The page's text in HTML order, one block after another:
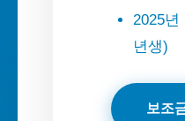
2025년
년생)
보조